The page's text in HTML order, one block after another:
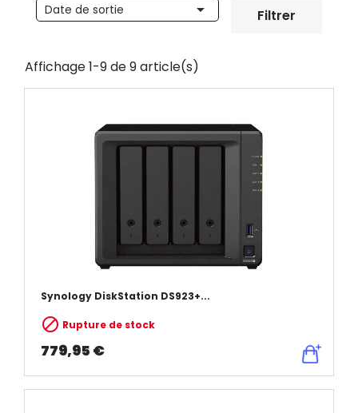
Date de sortie  Filtrer
Affichage 1-9 de 9 article(s)
Synology DiskStation DS923+...
 Rupture de stock
779,95 €